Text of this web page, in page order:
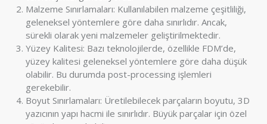
Malzeme Sınırlamaları: Kullanılabilen malzeme çeşitliliği,
geleneksel yöntemlere göre daha sınırlıdır. Ancak,
sürekli olarak yeni malzemeler geliştirilmektedir.
Yüzey Kalitesi: Bazı teknolojilerde, özellikle FDM’de,
yüzey kalitesi geleneksel yöntemlere göre daha düşük
olabilir. Bu durumda post-processing işlemleri
gerekebilir.
Boyut Sınırlamaları: Üretilebilecek parçaların boyutu, 3D
yazıcının yapı hacmi ile sınırlıdır. Büyük parçalar için özel